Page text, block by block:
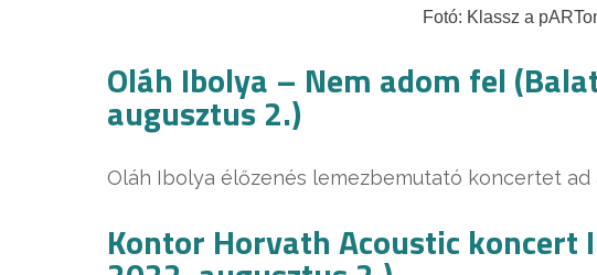
Fotó: Klassz a
Oláh Ibolya – Nem adom fel
augusztus 2.)
Oláh Ibolya élőzenés lemezbemutató koncertet ad
Kontor Horvath Acoustic koncert